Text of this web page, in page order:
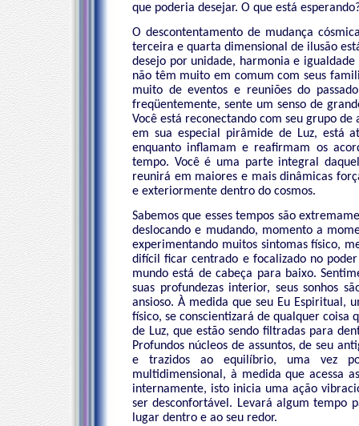
que poderia desejar. O que está
O descontentamento de mudança
terceira e quarta dimensional de ilusão
desejo por unidade, harmonia e
não têm muito em comum com seus
muito de eventos e reuniões do
freqüentemente, sente um senso de
Você está reconectando com seu grupo
em sua especial pirâmide de Luz, está
enquanto inflamam e reafirmam os
tempo. Você é uma parte integral
reunirá em maiores e mais dinâmicas
e exteriormente dentro do cosmos.
Sabemos que esses tempos são
deslocando e mudando, momento a
experimentando muitos sintomas físico,
difícil ficar centrado e focalizado no
mundo está de cabeça para baixo.
suas profundezas interior, seus sonhos
ansioso. À medida que seu Eu Espiritual,
físico, se conscientizará de qualquer coisa
de Luz, que estão sendo filtradas para
Profundos núcleos de assuntos, de seu
e trazidos ao equilíbrio, uma vez
multidimensional, à medida que acessa
internamente, isto inicia uma ação
ser desconfortável. Levará algum tempo
lugar dentro e ao seu redor.